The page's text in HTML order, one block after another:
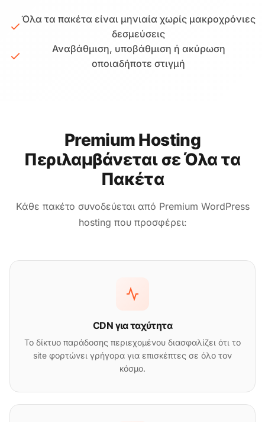
Όλα τα πακέτα είναι μηνιαία χωρίς μακροχρόνιες
δεσμεύσεις
Αναβάθμιση, υποβάθμιση ή ακύρωση
οποιαδήποτε στιγμή
Premium Hosting
Περιλαμβάνεται σε Όλα τα
Πακέτα
Κάθε πακέτο συνοδεύεται από Premium WordPress
hosting που προσφέρει:
CDN για ταχύτητα
Το δίκτυο παράδοσης περιεχομένου διασφαλίζει ότι το
site φορτώνει γρήγορα για επισκέπτες σε όλο τον
κόσμο.